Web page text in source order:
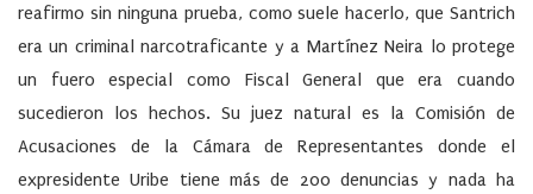
reafirmo sin ninguna prueba, como suele hacerlo, que Santrich
era un criminal narcotraficante y a Martínez Neira lo protege
un fuero especial como Fiscal General que era cuando
sucedieron los hechos. Su juez natural es la Comisión de
Acusaciones de la Cámara de Representantes donde el
expresidente Uribe tiene más de 200 denuncias y nada ha